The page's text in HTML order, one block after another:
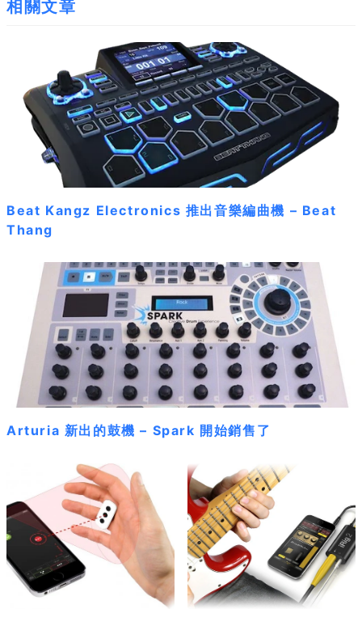
相關文章
Beat Kangz Electronics 推出音樂編曲機 – Beat
Thang
Arturia 新出的鼓機 – Spark 開始銷售了